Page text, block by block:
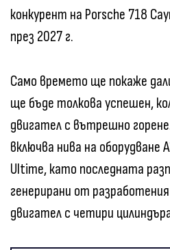
конкурент на Porsche 718
през 2027 г.
Само времето ще покаже
ще бъде толкова успешен,
двигател с вътрешно
включва нива на оборудване
Ultime, като последната
генерирани от
двигател с четири